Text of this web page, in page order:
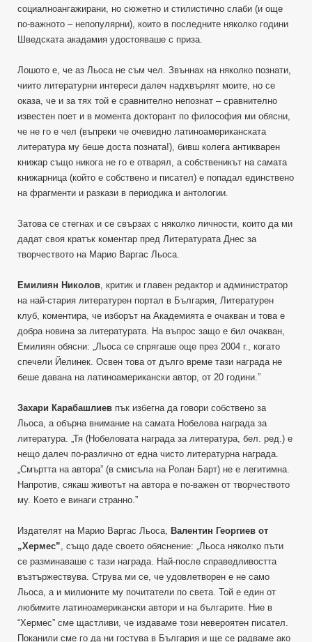
социалноангажирани, но сюжетно и стилистично слаби (и още
по-важното – непопулярни), които в последните няколко години
Шведската акадамия удостояваше с приза.
Лошото е, че аз Льоса не съм чел. Звъннах на няколко познати,
чиито литературни интереси далеч надхвърлят моите, но се
оказа, че и за тях той е сравнително непознат – сравнително
известен поет и в момента докторант по философия ми обясни,
че не го е чел (въпреки че очевидно латиноамериканската
литература му беше доста позната!), бивш колега антикварен
книжар също никога не го е отварял, а собственикът на самата
книжарница (който е собствено и писател) е попадал единствено
на фрагменти и разкази в периодика и антологии.
Затова се стегнах и се свързах с няколко личности, които да ми
дадат своя кратък коментар пред Литературата Днес за
творчеството на Марио Варгас Льоса.
Емилиян Николов, критик и главен редактор и администратор
на най-стария литературен портал в България, Литературен
клуб, коментира, че изборът на Академията е очакван и това е
добра новина за литературата. На въпрос защо е бил очакван,
Емилиян обясни: „Льоса се спрягаше още през 2004 г., когато
спечели Йелинек. Освен това от дълго време тази награда не
беше давана на латиноамерикански автор, от 20 години.”
Захари Карабашлиев пък избегна да говори собствено за
Льоса, а обърна внимание на самата Нобелова награда за
литература. „Тя (Нобеловата награда за литература, бел. ред.) е
нещо далеч по-различно от една чисто литературна награда.
„Смъртта на автора” (в смисъла на Ролан Барт) не е легитимна.
Напротив, сякаш животът на автора е по-важен от творчеството
му. Което е винаги странно.”
Издателят на Марио Варгас Льоса, Валентин Георгиев от
„Хермес”, също даде своето обяснение: „Льоса няколко пъти
се разминаваше с тази награда. Най-после справедливостта
възтържествува. Струва ми се, че удовлетворен е не само
Льоса, а и милионите му почитатели по света. Той е един от
любимите латиноамерикански автори и на българите. Ние в
“Хермес” сме щастливи, че издаваме този невероятен писател.
Поканили сме го да ни гостува в България и ще се радваме ако